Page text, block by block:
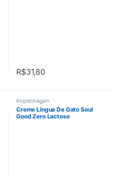
R$31,80
Kopenhagen
Creme Língua De Gato Soul
Good Zero Lactose